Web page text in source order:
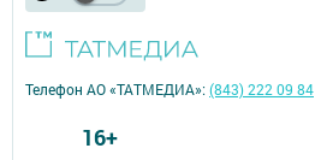
Телефон АО «ТАТМЕДИА»:(843) 222 09 84
16+